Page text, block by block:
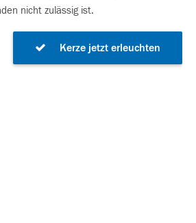
nicht zulässig ist.
Kerze jetzt erleuchten